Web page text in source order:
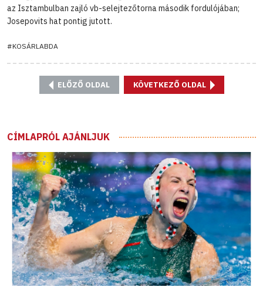
az Isztambulban zajló vb-selejtezőtorna második fordulójában;
Josepovits hat pontig jutott.
#KOSÁRLABDA
ELŐZŐ OLDAL KÖVETKEZŐ OLDAL
CÍMLAPRÓL AJÁNLJUK